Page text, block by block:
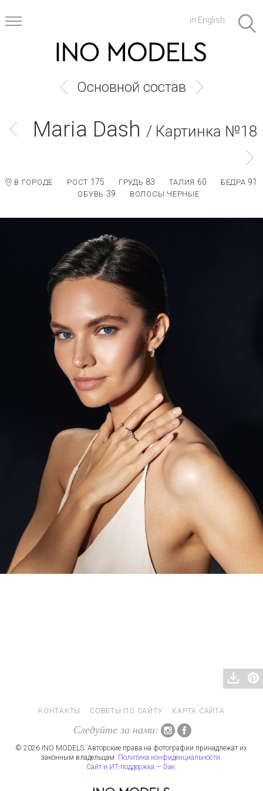
in English
Основной состав
Maria Dash / Картинка №18
В ГОРОДЕ РОСТ 175 ГРУДЬ 83 ТАЛИЯ 60 БЕДРА 91
ОБУВЬ 39 ВОЛОСЫ ЧЕРНЫЕ
КОНТАКТЫ СОВЕТЫ ПО САЙТУ КАРТА САЙТА
Следуйте за нами:
© 2026 INO MODELS. Авторские права на фотографии принадлежат их
законным владельцам. Политика конфиденциальности.
Сайт и ИТ-поддержка — Dae.